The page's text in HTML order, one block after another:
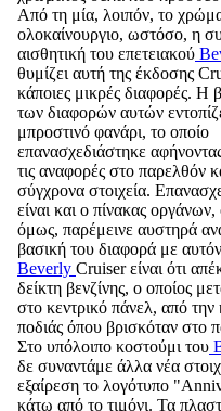
Από τη μία, λοιπόν, το χρώμα
ολοκαίνουργιο, ωστόσο, η
αισθητική του επετειακού
θυμίζει αυτή της έκδοσης
κάποιες μικρές διαφορές. Η
των διαφορών αυτών
μπροστινό φανάρι, το οποίο
επανασχεδιάστηκε
τις αναφορές στο παρελθόν
σύγχρονα στοιχεία.
είναι και ο πίνακας οργάνων,
όμως, παρέμεινε αυστηρά
βασική του διαφορά με
Beverly Cruiser είναι ότι
δείκτη βενζίνης, ο οποίος
στο κεντρικό πάνελ, από
ποδιάς όπου βρισκόταν στο
Στο υπόλοιπο κοστούμι του
δε συναντάμε άλλα νέα
εξαίρεση το λογότυπο
κάτω από το τιμόνι. Τα